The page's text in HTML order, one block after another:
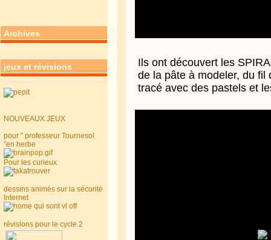
Archives
jeux et révisions
NOUVEAUX JEUX
pour " professeur Tournesol
"en herbe
Pour les curieux
dessins animés sur la sécurité
Internet
révisions pour le cycle 2
Ils ont découvert les
de la pâte à modeler, du fil
tracé avec des pastels et